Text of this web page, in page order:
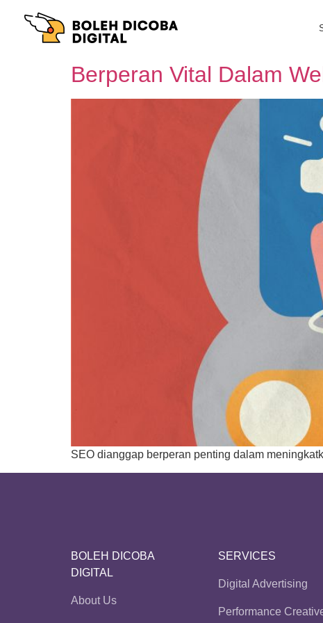
Berperan Vital Dalam
SEO dianggap berperan penting dalam
BOLEH DICOBA
DIGITAL
About Us
SERVICES
Digital Advertising
Performance